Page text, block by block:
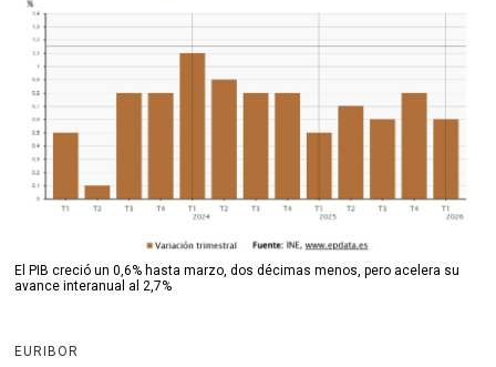
El PIB creció un 0,6% hasta marzo, dos décimas menos, pero acelera su
avance interanual al 2,7%
EURIBOR